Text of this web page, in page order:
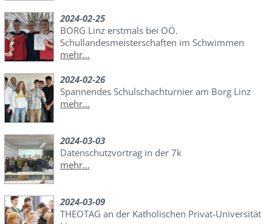
2024-02-25
BORG Linz erstmals bei OÖ.
Schullandesmeisterschaften im Schwimmen
mehr...
2024-02-26
Spannendes Schulschachturnier am Borg Linz
mehr...
2024-03-03
Datenschutzvortrag in der 7k
mehr...
2024-03-09
THEOTAG an der Katholischen Privat-Universität